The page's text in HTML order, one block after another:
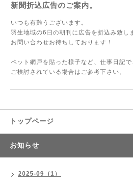
新聞折込広告のご案内。
いつも有難うございます。
羽生地域の6日の朝刊に広告を折込み致し
お問い合わせお待ちしております！
ペット網戸を貼った様子など、仕事日記で
ご検討されている場合はご参考下さい。
トップページ
お知らせ
2025-09（1）